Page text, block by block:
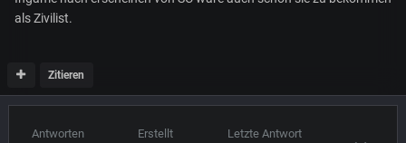
als Zivilist.
Zitieren
Antworten Erstellt Letzte Antwort